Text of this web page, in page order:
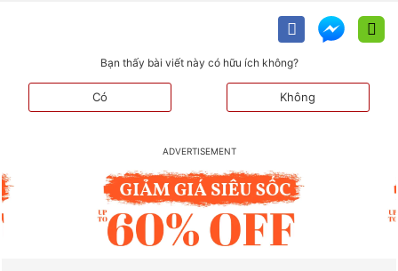
Bạn thấy bài viết này có hữu ích không?
Có Không